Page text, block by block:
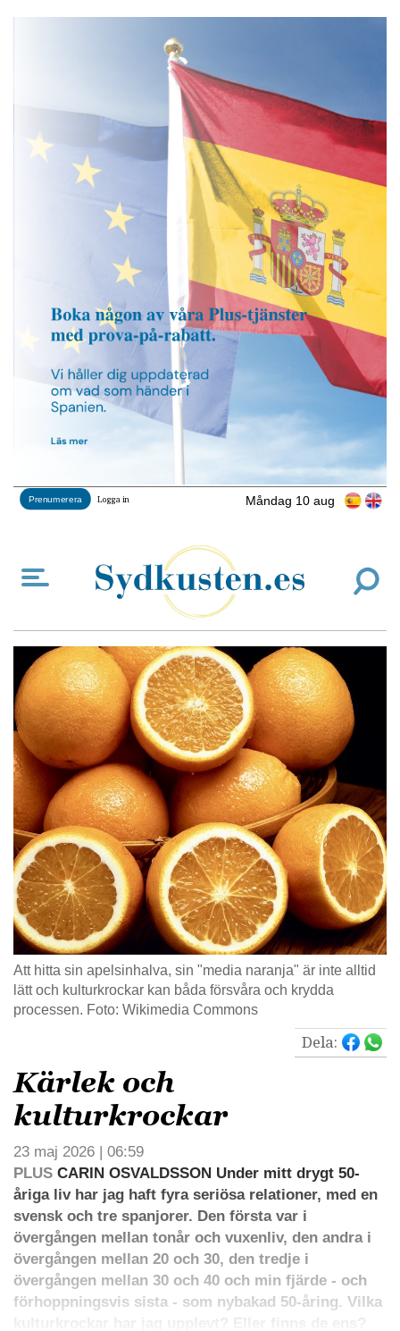
Måndag 10 aug
Prenumerera Logga in
Att hitta sin apelsinhalva, sin "media naranja" är inte alltid
lätt och kulturkrockar kan båda försvåra och krydda
processen. Foto: Wikimedia Commons
Dela:
Kärlek och
kulturkrockar
23 maj 2026 | 06:59
PLUS CARIN OSVALDSSON Under mitt drygt 50-
åriga liv har jag haft fyra seriösa relationer, med en
svensk och tre spanjorer. Den första var i
övergången mellan tonår och vuxenliv, den andra i
övergången mellan 20 och 30, den tredje i
övergången mellan 30 och 40 och min fjärde - och
förhoppningsvis sista - som nybakad 50-åring. Vilka